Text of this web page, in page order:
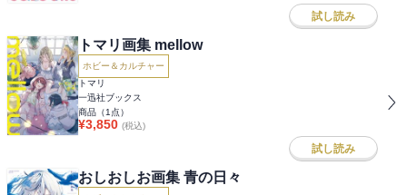
試し読み
トマリ画集 mellow
ホビー＆カルチャー
トマリ
一迅社ブックス
商品（1 点）
¥3,850 (税込)
試し読み
おしおしお画集 青の日々